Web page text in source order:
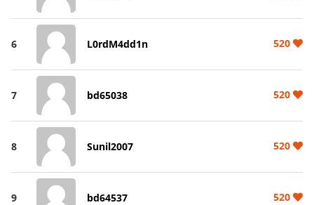
6 L0rdM4dd1n 520
7 bd65038 520
8 Sunil2007 520
9 bd64537 520